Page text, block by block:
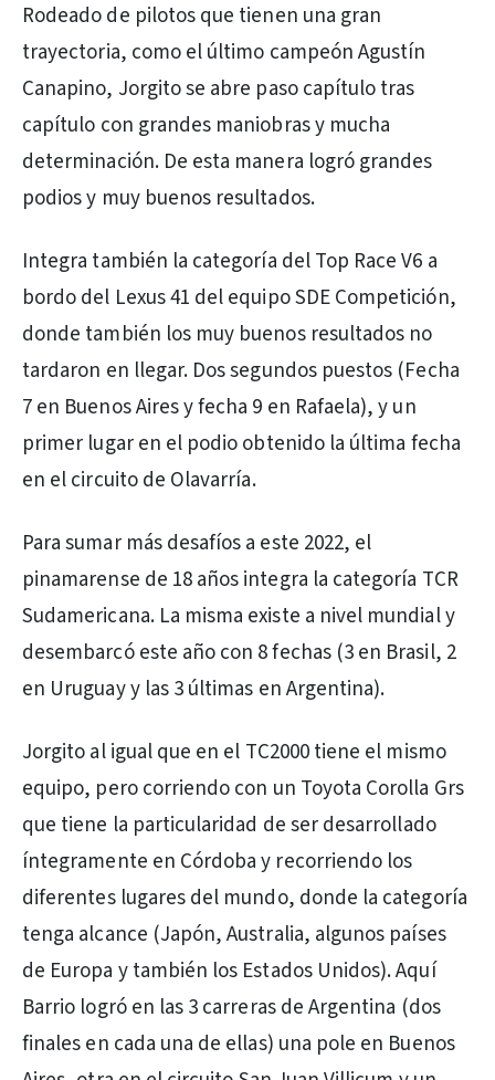
Rodeado de pilotos que tienen una gran
trayectoria, como el último campeón Agustín
Canapino, Jorgito se abre paso capítulo tras
capítulo con grandes maniobras y mucha
determinación. De esta manera logró grandes
podios y muy buenos resultados.
Integra también la categoría del Top Race V6 a
bordo del Lexus 41 del equipo SDE Competición,
donde también los muy buenos resultados no
tardaron en llegar. Dos segundos puestos (Fecha
7 en Buenos Aires y fecha 9 en Rafaela), y un
primer lugar en el podio obtenido la última fecha
en el circuito de Olavarría.
Para sumar más desafíos a este 2022, el
pinamarense de 18 años integra la categoría TCR
Sudamericana. La misma existe a nivel mundial y
desembarcó este año con 8 fechas (3 en Brasil, 2
en Uruguay y las 3 últimas en Argentina).
Jorgito al igual que en el TC2000 tiene el mismo
equipo, pero corriendo con un Toyota Corolla Grs
que tiene la particularidad de ser desarrollado
íntegramente en Córdoba y recorriendo los
diferentes lugares del mundo, donde la categoría
tenga alcance (Japón, Australia, algunos países
de Europa y también los Estados Unidos). Aquí
Barrio logró en las 3 carreras de Argentina (dos
finales en cada una de ellas) una pole en Buenos